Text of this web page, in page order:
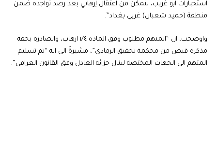
استخبارات ابو غريب، تتمكن من اعتقال إرهابي بعد رصد تواجده ضمن
منطقة (حميد شعبان) غربي بغداد”.
واوضحت، ان “المتهم مطلوب وفق الماده ١/٤ ارهاب، والصادرة بحقه
مذكرة قبض من محكمة تحقيق الرمادي”، مشيرةً الى انه “تم تسليم
المتهم الى الجهات المختصة لينال جزائه العادل وفق القانون العراقي”.